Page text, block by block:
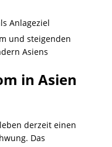
Anlageziel
und steigenden
Asiens
in Asien
derzeit einen
Das